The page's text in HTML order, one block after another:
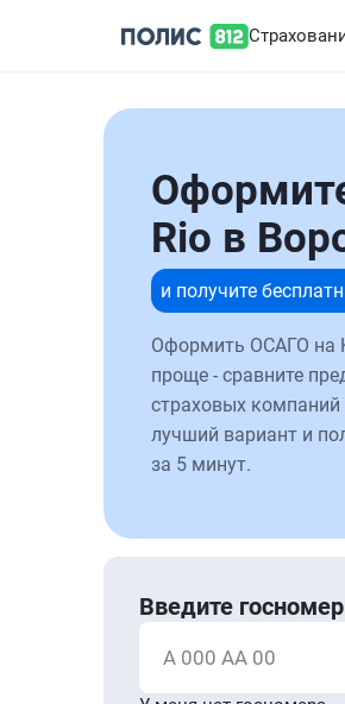
Rio в
и получите
Оформить ОСАГО на
проще - сравните
страховых
лучший вариант и
за 5 минут.
Введите госномер
А 000 АА 00